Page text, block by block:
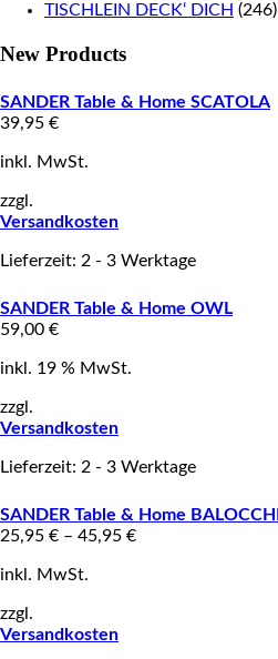
TISCHLEIN DECK‘ DICH (246)
New Products
SANDER Table & Home SCATOLA
39,95 €
inkl. MwSt.
zzgl.
Versandkosten
Lieferzeit: 2 - 3 Werktage
SANDER Table & Home OWL
59,00 €
inkl. 19 % MwSt.
zzgl.
Versandkosten
Lieferzeit: 2 - 3 Werktage
SANDER Table & Home BALOCCHI
25,95 € – 45,95 €
inkl. MwSt.
zzgl.
Versandkosten